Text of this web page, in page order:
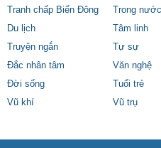
Tranh chấp Biển Đông
Trong nước
Du lịch
Tâm linh
Truyện ngắn
Tự sự
Đắc nhân tâm
Văn nghệ
Đời sống
Tuổi trẻ
Vũ khí
Vũ trụ